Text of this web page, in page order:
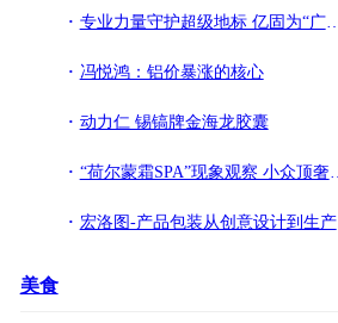
专业力量守护超级地标 亿固为“广州白云国际机场”筑牢品质基石！
冯悦鸿：铝价暴涨的核心
动力仁 锡镐牌金海龙胶囊
“荷尔蒙霜SPA”现象观察 小众顶奢如何悄然定义精英女性“抗衰”新标准？
宏洛图-产品包装从创意设计到生产的完整流程
美食